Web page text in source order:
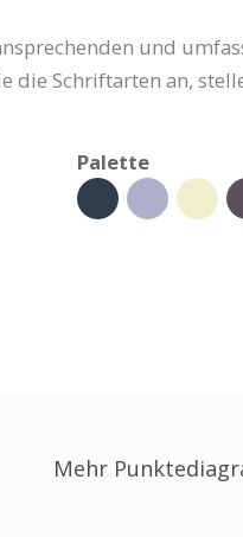
und
die Schriftarten an,
Palette
Mehr